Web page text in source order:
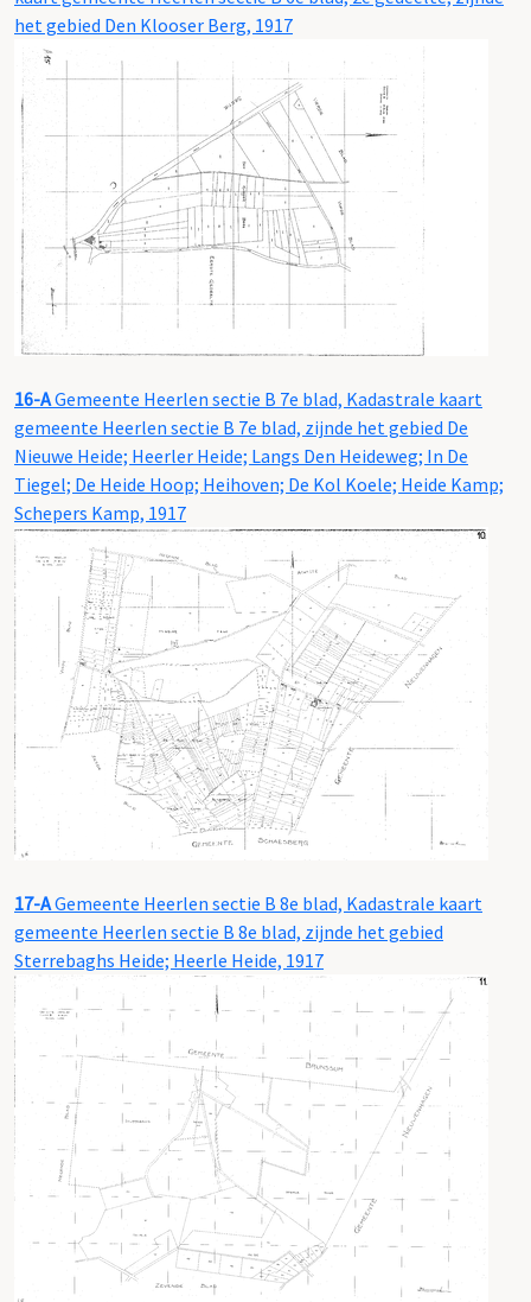
het gebied Den Klooser Berg, 1917
16-AGemeente Heerlen sectie B 7e blad, Kadastrale kaart
gemeente Heerlen sectie B 7e blad, zijnde het gebied De
Nieuwe Heide; Heerler Heide; Langs Den Heideweg; In De
Tiegel; De Heide Hoop; Heihoven; De Kol Koele; Heide Kamp;
Schepers Kamp, 1917
17-AGemeente Heerlen sectie B 8e blad, Kadastrale kaart
gemeente Heerlen sectie B 8e blad, zijnde het gebied
Sterrebaghs Heide; Heerle Heide, 1917